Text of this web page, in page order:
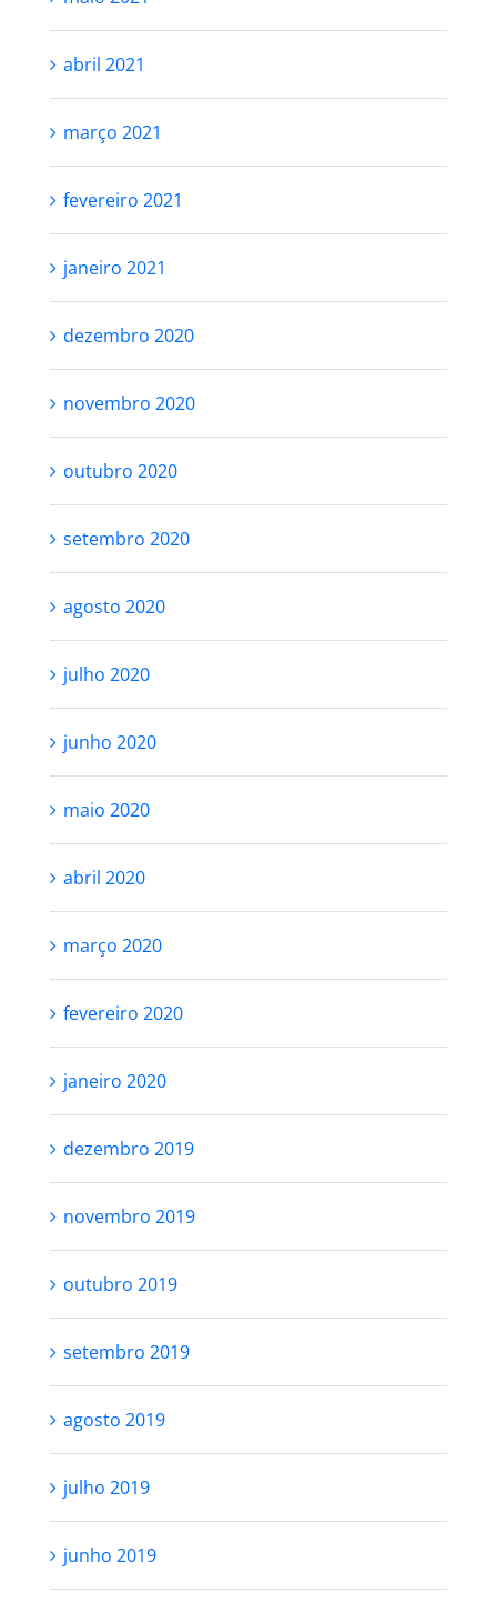
abril 2021
março 2021
fevereiro 2021
janeiro 2021
dezembro 2020
novembro 2020
outubro 2020
setembro 2020
agosto 2020
julho 2020
junho 2020
maio 2020
abril 2020
março 2020
fevereiro 2020
janeiro 2020
dezembro 2019
novembro 2019
outubro 2019
setembro 2019
agosto 2019
julho 2019
junho 2019